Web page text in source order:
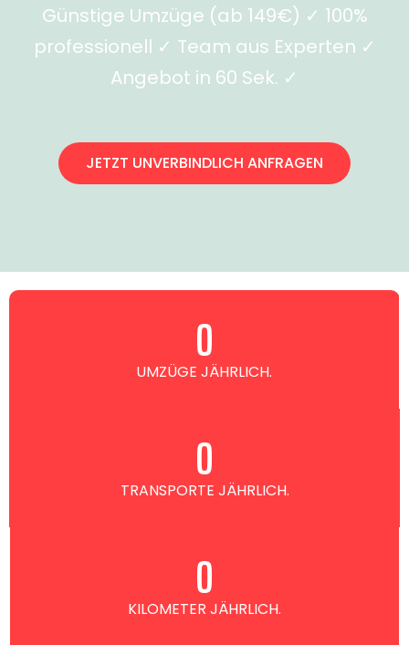
Günstige Umzüge (ab 149€) ✓ 100%
professionell ✓ Team aus Experten ✓
Angebot in 60 Sek. ✓
JETZT UNVERBINDLICH ANFRAGEN
UMZÜGE JÄHRLICH.
0
TRANSPORTE JÄHRLICH.
0
KILOMETER JÄHRLICH.
0